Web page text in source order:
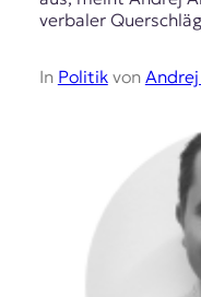
verbaler
In Politikvon